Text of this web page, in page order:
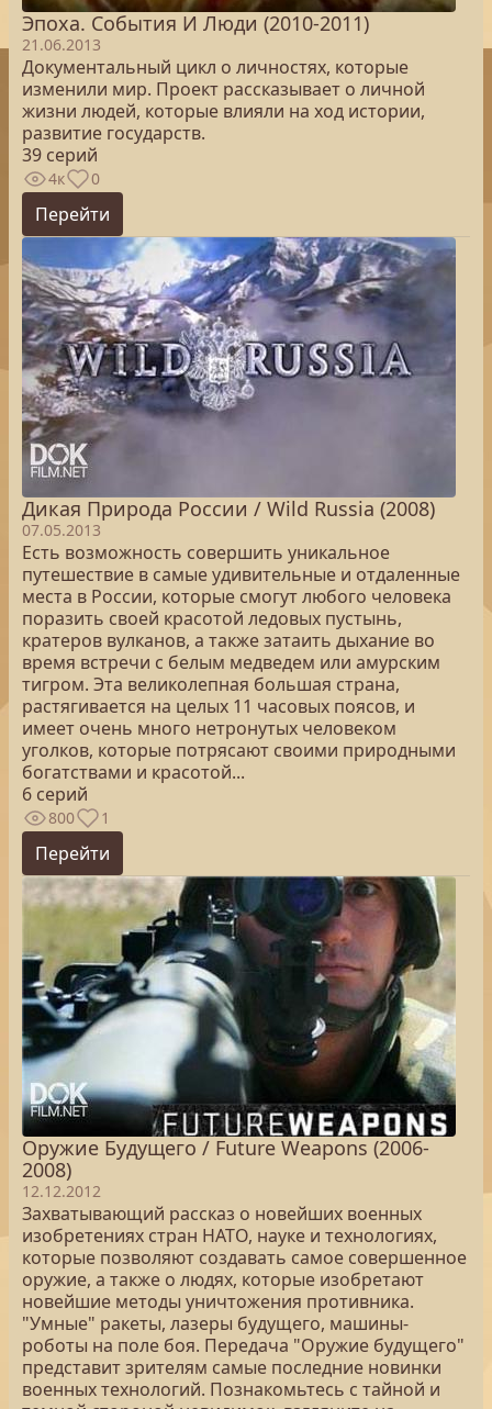
Эпоха. Cобытия И Люди (2010-2011)
21.06.2013
Документальный цикл о личностях, которые
изменили мир. Проект рассказывает о личной
жизни людей, которые влияли на ход истории,
развитие государств.
39 серий
4к 0
Перейти
Дикая Природа России / Wild Russia (2008)
07.05.2013
Есть возможность совершить уникальное
путешествие в самые удивительные и отдаленные
места в России, которые смогут любого человека
поразить своей красотой ледовых пустынь,
кратеров вулканов, а также затаить дыхание во
время встречи с белым медведем или амурским
тигром. Эта великолепная большая страна,
растягивается на целых 11 часовых поясов, и
имеет очень много нетронутых человеком
уголков, которые потрясают своими природными
богатствами и красотой...
6 серий
800 1
Перейти
Оружие Будущего / Future Weapons (2006-
2008)
12.12.2012
Захватывающий рассказ о новейших военных
изобретениях стран НАТО, науке и технологиях,
которые позволяют создавать самое совершенное
оружие, а также о людях, которые изобретают
новейшие методы уничтожения противника.
"Умные" ракеты, лазеры будущего, машины-
роботы на поле боя. Передача "Оружие будущего"
представит зрителям самые последние новинки
военных технологий. Познакомьтесь с тайной и